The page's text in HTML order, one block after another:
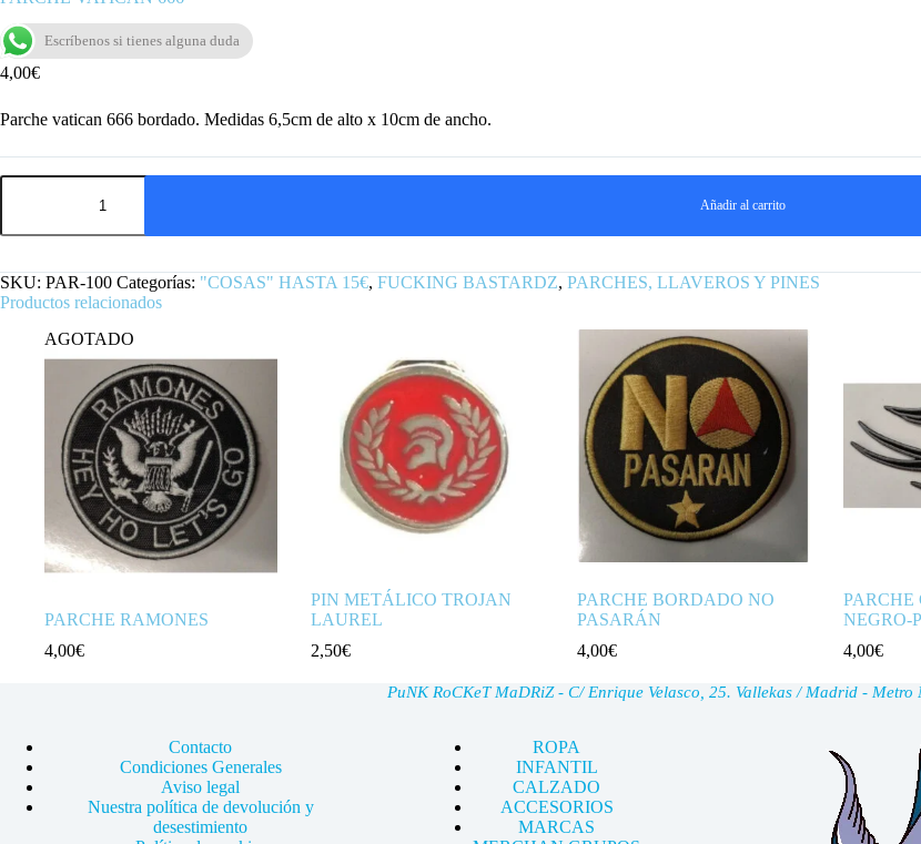
Escríbenos si tienes alguna duda
4,00€
Parche vatican 666 bordado. Medidas 6,5cm de alto x 10cm de ancho.
PARCHE
cantidad
Añadir al carrito
SKU: PAR-100 Categorías: "COSAS" HASTA 15€, FUCKING BASTARDZ, PARCHES, LLAVEROS Y PINES
Productos relacionados
AGOTADO
PARCHE RAMONES
4,00€
PIN METÁLICO TROJAN
LAUREL
2,50€
PARCHE BORDADO NO
PASARÁN
4,00€
PARCHE
NEGRO-
4,00€
PuNK RoCKeT MaDRiZ - C/ Enrique Velasco, 25. Vallekas / Madrid - Metro
Contacto
Condiciones Generales
Aviso legal
Nuestra política de devolución y
desestimiento
ROPA
INFANTIL
CALZADO
ACCESORIOS
MARCAS